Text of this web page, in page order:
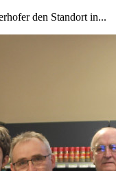
den Standort in...